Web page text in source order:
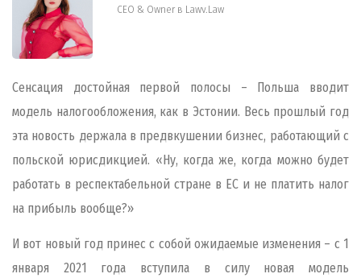
CEO & Owner в Lawv.Law
Сенсация достойная первой полосы – Польша вводит
модель налогообложения, как в Эстонии. Весь прошлый год
эта новость держала в предвкушении бизнес, работающий с
польской юрисдикцией. «Ну, когда же, когда можно будет
работать в респектабельной стране в ЕС и не платить налог
на прибыль вообще?»
И вот новый год принес с собой ожидаемые изменения – с 1
января 2021 года вступила в силу новая модель